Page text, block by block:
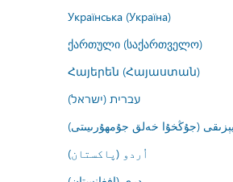
Українська (Україна)
ქართული (საქართველო)
Հայերեն (Հայաստան)
עברית (ישראל)
(جۇڭخۇا خەلق جۇمھۇرىيىتى)
اُردو (پاکستان)